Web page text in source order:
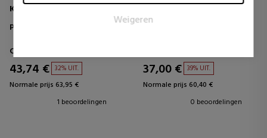
wanneer ze verschillende websites bezoeken. Het doel is
om advertenties weer te geven die relevant en aantrekkelijk
Weigeren
KÉRASTASE
PREMIÈRE DISCOVERY SET
Cosmetische set
43,74 € 32% UIT.
Normale prijs 63,95 €
1 beoordelingen
CLARINS
ESSENTIELS DÉMAQUILLAGE
37,00 € 39% UIT.
Normale prijs 60,40 €
0 beoordelingen